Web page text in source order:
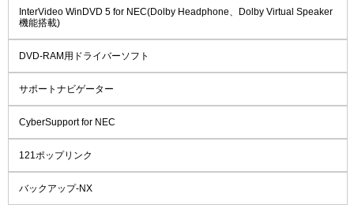
InterVideo WinDVD 5 for NEC(Dolby Headphone、Dolby Virtual Speaker
機能搭載)
DVD-RAM用ドライバーソフト
サポートナビゲーター
CyberSupport for NEC
121ポップリンク
バックアップ-NX